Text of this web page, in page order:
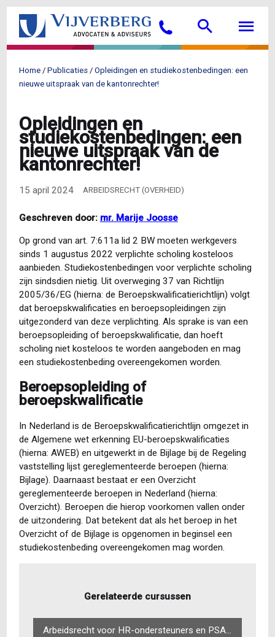
Overslaan
de
gaan
Bellen Search
Kruimelpad
Home Publicaties
Opleidingen en studiekostenbedingen: een
nieuwe uitspraak van de kantonrechter!
Opleidingen en
studiekostenbedingen: een
nieuwe uitspraak van de
kantonrechter!
15 april 2024 ARBEIDSRECHT (OVERHEID)
Geschreven door: mr. Marije Joosse
Op grond van art. 7:611a lid 2 BW moeten werkgevers
sinds 1 augustus 2022 verplichte scholing kosteloos
aanbieden. Studiekostenbedingen voor verplichte scholing
zijn sindsdien nietig. Uit overweging 37 van Richtlijn
2005/36/EG (hierna: de Beroepskwalificatierichtlijn) volgt
dat beroepskwalificaties en beroepsopleidingen zijn
uitgezonderd van deze verplichting. Als sprake is van een
beroepsopleiding of beroepskwalificatie, dan hoeft
scholing niet kosteloos te worden aangeboden en mag
een studiekostenbeding overeengekomen worden.
Beroepsopleiding of
beroepskwalificatie
In Nederland is de Beroepskwalificatierichtlijn omgezet in
de Algemene wet erkenning EU-beroepskwalificaties
(hierna: AWEB) en uitgewerkt in de Bijlage bij de Regeling
vaststelling lijst gereglementeerde beroepen (hierna:
Bijlage). Daarnaast bestaat er een Overzicht
gereglementeerde beroepen in Nederland (hierna:
Overzicht). Beroepen die hierop voorkomen vallen onder
de uitzondering. Dat betekent dat als het beroep in het
Overzicht of de Bijlage is opgenomen in beginsel een
studiekostenbeding overeengekomen mag worden.
Gerelateerde cursussen
Arbeidsrecht voor HR-ondersteuners en PSA-medewerkers